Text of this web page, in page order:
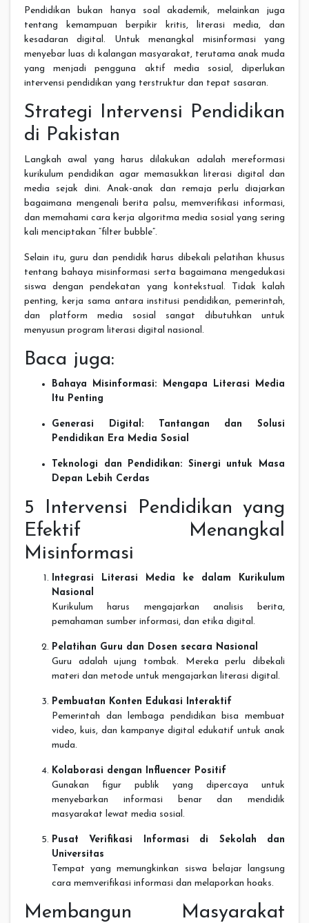
Pendidikan bukan hanya soal akademik, melainkan juga
tentang kemampuan berpikir kritis, literasi media, dan
kesadaran digital. Untuk menangkal misinformasi yang
menyebar luas di kalangan masyarakat, terutama anak muda
yang menjadi pengguna aktif media sosial, diperlukan
intervensi pendidikan yang terstruktur dan tepat sasaran.
Strategi Intervensi Pendidikan
di Pakistan
Langkah awal yang harus dilakukan adalah mereformasi
kurikulum pendidikan agar memasukkan literasi digital dan
media sejak dini. Anak-anak dan remaja perlu diajarkan
bagaimana mengenali berita palsu, memverifikasi informasi,
dan memahami cara kerja algoritma media sosial yang sering
kali menciptakan “filter bubble”.
Selain itu, guru dan pendidik harus dibekali pelatihan khusus
tentang bahaya misinformasi serta bagaimana mengedukasi
siswa dengan pendekatan yang kontekstual. Tidak kalah
penting, kerja sama antara institusi pendidikan, pemerintah,
dan platform media sosial sangat dibutuhkan untuk
menyusun program literasi digital nasional.
Baca juga:
Bahaya Misinformasi: Mengapa Literasi Media
Itu Penting
Generasi Digital: Tantangan dan Solusi
Pendidikan Era Media Sosial
Teknologi dan Pendidikan: Sinergi untuk Masa
Depan Lebih Cerdas
5 Intervensi Pendidikan yang
Efektif Menangkal
Misinformasi
Integrasi Literasi Media ke dalam Kurikulum
Nasional
Kurikulum harus mengajarkan analisis berita,
pemahaman sumber informasi, dan etika digital.
Pelatihan Guru dan Dosen secara Nasional
Guru adalah ujung tombak. Mereka perlu dibekali
materi dan metode untuk mengajarkan literasi digital.
Pembuatan Konten Edukasi Interaktif
Pemerintah dan lembaga pendidikan bisa membuat
video, kuis, dan kampanye digital edukatif untuk anak
muda.
Kolaborasi dengan Influencer Positif
Gunakan figur publik yang dipercaya untuk
menyebarkan informasi benar dan mendidik
masyarakat lewat media sosial.
Pusat Verifikasi Informasi di Sekolah dan
Universitas
Tempat yang memungkinkan siswa belajar langsung
cara memverifikasi informasi dan melaporkan hoaks.
Membangun Masyarakat